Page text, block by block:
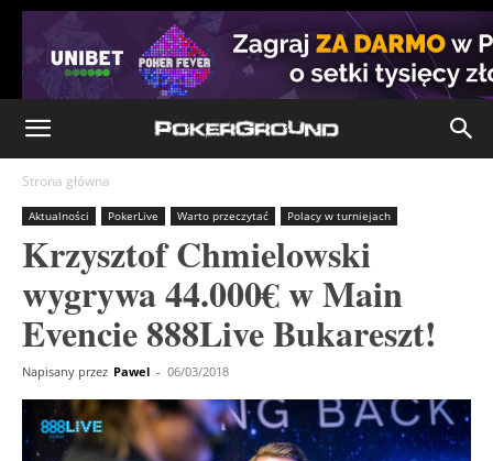
Strona główna
Aktualności PokerLive Warto przeczytać Polacy w turniejach
Krzysztof Chmielowski
wygrywa 44.000€ w Main
Evencie 888Live Bukareszt!
Napisany przez Pawel - 06/03/2018